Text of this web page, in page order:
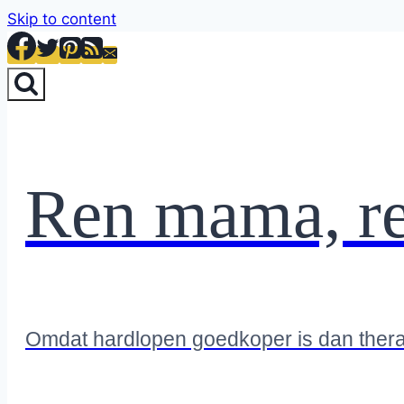
Skip to content
Ren mama,
Omdat hardlopen goedkoper is dan